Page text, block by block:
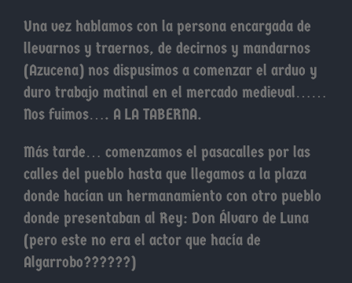
Una vez hablamos con la persona encargada de
llevarnos y traernos, de decirnos y mandarnos
(Azucena) nos dispusimos a comenzar el arduo y
duro trabajo matinal en el mercado medieval……
Nos fuimos…. A LA TABERNA.
Más tarde… comenzamos el pasacalles por las
calles del pueblo hasta que llegamos a la plaza
donde hacían un hermanamiento con otro pueblo
donde presentaban al Rey: Don Álvaro de Luna
(pero este no era el actor que hacía de
Algarrobo??????)